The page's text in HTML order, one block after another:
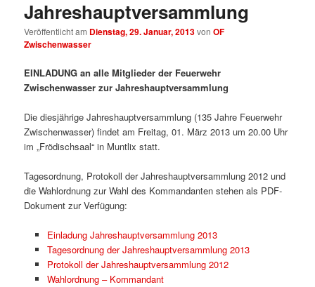
Jahreshauptversammlung
Veröffentlicht am Dienstag, 29. Januar, 2013vonOF
Zwischenwasser
EINLADUNG an alle Mitglieder der Feuerwehr
Zwischenwasser zur Jahreshauptversammlung
Die diesjährige Jahreshauptversammlung (135 Jahre Feuerwehr
Zwischenwasser) findet am Freitag, 01. März 2013 um 20.00 Uhr
im „Frödischsaal“ in Muntlix statt.
Tagesordnung, Protokoll der Jahreshauptversammlung 2012 und
die Wahlordnung zur Wahl des Kommandanten stehen als PDF-
Dokument zur Verfügung:
Einladung Jahreshauptversammlung 2013
Tagesordnung der Jahreshauptversammlung 2013
Protokoll der Jahreshauptversammlung 2012
Wahlordnung – Kommandant